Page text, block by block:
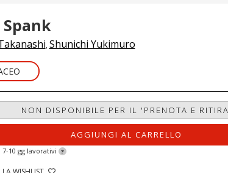
, Shunichi Yukimuro
NON DISPONIBILE PER IL 'PRENOTA E
AGGIUNGI AL CARRELLO
10 gg lavorativi ?